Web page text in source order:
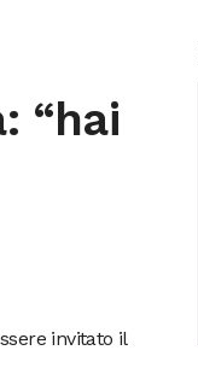
“hai
invitato il